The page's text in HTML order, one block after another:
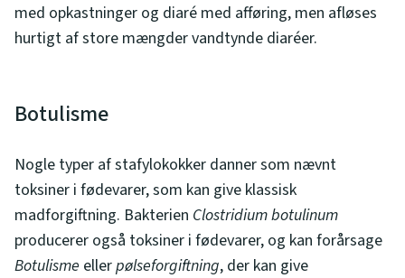
med opkastninger og diaré med afføring, men afløses
hurtigt af store mængder vandtynde diaréer.
Botulisme
Nogle typer af stafylokokker danner som nævnt
toksiner i fødevarer, som kan give klassisk
madforgiftning. Bakterien Clostridium botulinum
producerer også toksiner i fødevarer, og kan forårsage
Botulisme ellerpølseforgiftning, der kan give